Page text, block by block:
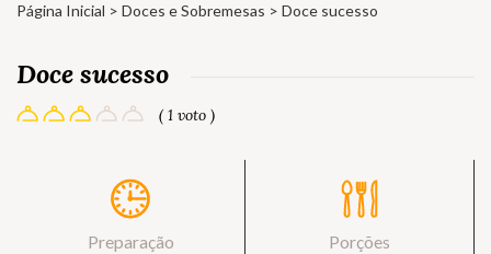
Página Inicial > Doces e Sobremesas > Doce sucesso
Doce sucesso
( 1 voto )
Preparação Porções